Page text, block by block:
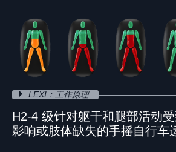
LEXI：工作原理
H2-4 级针对躯干和腿部活动
影响或肢体缺失的手摇自行车